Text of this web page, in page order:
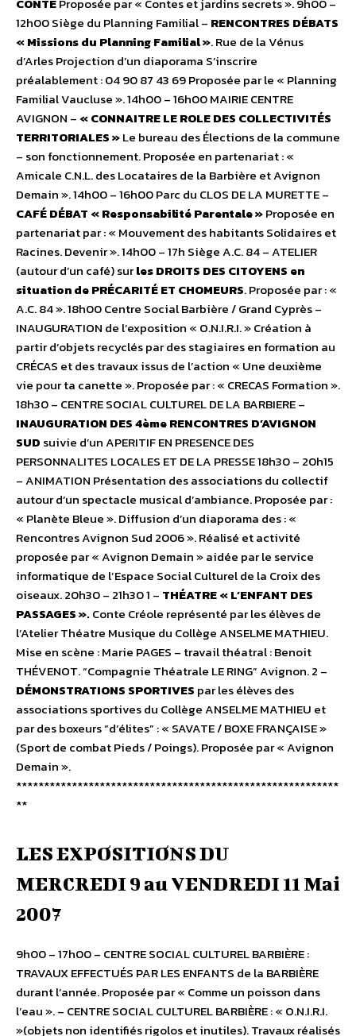
CONTEProposée par « Contes et jardins secrets ». 9h00 –
12h00 Siège du Planning Familial – RENCONTRES DÉBATS
« Missions du Planning Familial ». Rue de la Vénus
d’Arles Projection d’un diaporama S’inscrire
préalablement : 04 90 87 43 69 Proposée par le « Planning
Familial Vaucluse ». 14h00 – 16h00 MAIRIE CENTRE
AVIGNON – « CONNAITRE LE ROLE DES COLLECTIVITÉS
TERRITORIALES »Le bureau des Élections de la commune
– son fonctionnement. Proposée en partenariat : «
Amicale C.N.L. des Locataires de la Barbière et Avignon
Demain ». 14h00 – 16h00 Parc du CLOS DE LA MURETTE –
CAFÉ DÉBAT « Responsabilité Parentale »Proposée en
partenariat par : « Mouvement des habitants Solidaires et
Racines. Devenir ». 14h00 – 17h Siège A.C. 84 – ATELIER
(autour d’un café) surles DROITS DES CITOYENS en
situation de PRÉCARITÉ ET CHOMEURS. Proposée par : «
A.C. 84 ». 18h00 Centre Social Barbière / Grand Cyprès –
INAUGURATION de l’exposition « O.N.I.R.I. » Création à
partir d’objets recyclés par des stagiaires en formation au
CRÉCAS et des travaux issus de l’action « Une deuxième
vie pour ta canette ». Proposée par : « CRECAS Formation ».
18h30 – CENTRE SOCIAL CULTUREL DE LA BARBIERE –
INAUGURATION DES 4ème RENCONTRES D’AVIGNON
SUD suivie d’un APERITIF EN PRESENCE DES
PERSONNALITES LOCALES ET DE LA PRESSE 18h30 – 20h15
– ANIMATION Présentation des associations du collectif
autour d’un spectacle musical d’ambiance. Proposée par :
« Planète Bleue ». Diffusion d’un diaporama des : «
Rencontres Avignon Sud 2006 ». Réalisé et activité
proposée par « Avignon Demain » aidée par le service
informatique de l’Espace Social Culturel de la Croix des
oiseaux. 20h30 – 21h30 1 – THÉATRE « L’ENFANT DES
PASSAGES ».Conte Créole représenté par les élèves de
l’Atelier Théatre Musique du Collège ANSELME MATHIEU.
Mise en scène : Marie PAGES – travail théatral : Benoit
THÉVENOT. “Compagnie Théatrale LE RING” Avignon. 2 –
DÉMONSTRATIONS SPORTIVES par les élèves des
associations sportives du Collège ANSELME MATHIEU et
par des boxeurs “d’élites” : « SAVATE / BOXE FRANÇAISE »
(Sport de combat Pieds / Poings). Proposée par « Avignon
Demain ».
**********************************************************
**
LES EXPOSITIONS DU
MERCREDI 9 au VENDREDI 11 Mai
2007
9h00 – 17h00 – CENTRE SOCIAL CULTUREL BARBIÈRE :
TRAVAUX EFFECTUÉS PAR LES ENFANTS de la BARBIÈRE
durant l’année. Proposée par « Comme un poisson dans
l’eau ». – CENTRE SOCIAL CULTUREL BARBIÈRE : « O.N.I.R.I.
»(objets non identifiés rigolos et inutiles). Travaux réalisés